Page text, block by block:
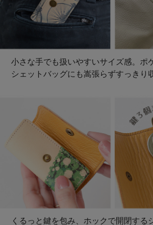
小さな手でも扱いやすいサイズ感。ポ
シェットバッグにも嵩張らずすっきり
くるっと鍵を包み、ホックで開閉する